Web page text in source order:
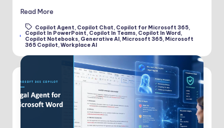
Read More
Tags:
Copilot Agent Copilot Chat Copilot for Microsoft 365
Copilot In PowerPoint, Copilot In Teams, Copilot In Word ,
Copilot Notebooks, Generative AI , Microsoft 365, Microsoft
365 Copilot,Workplace AI